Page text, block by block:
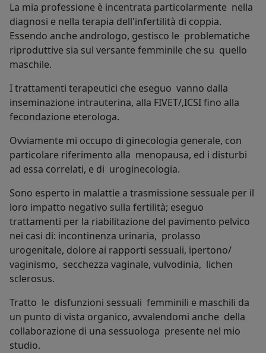
La mia professione è incentrata particolarmente nella
diagnosi e nella terapia dell'infertilità di coppia.
Essendo anche andrologo, gestisco le problematiche
riproduttive sia sul versante femminile che su quello
maschile.
I trattamenti terapeutici che eseguo vanno dalla
inseminazione intrauterina, alla FIVET/,ICSI fino alla
fecondazione eterologa.
Ovviamente mi occupo di ginecologia generale, con
particolare riferimento alla menopausa, ed i disturbi
ad essa correlati, e di uroginecologia.
Sono esperto in malattie a trasmissione sessuale per il
loro impatto negativo sulla fertilità; eseguo
trattamenti per la riabilitazione del pavimento pelvico
nei casi di: incontinenza urinaria, prolasso
urogenitale, dolore ai rapporti sessuali, ipertono/
vaginismo, secchezza vaginale, vulvodinia, lichen
sclerosus.
Tratto le disfunzioni sessuali femminili e maschili da
un punto di vista organico, avvalendomi anche della
collaborazione di una sessuologa presente nel mio
studio.